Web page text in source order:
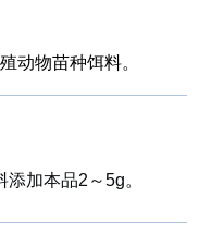
动物苗种饵料。
加本品2～5g。